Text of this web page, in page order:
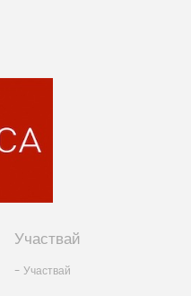
Участвай
- Участвай